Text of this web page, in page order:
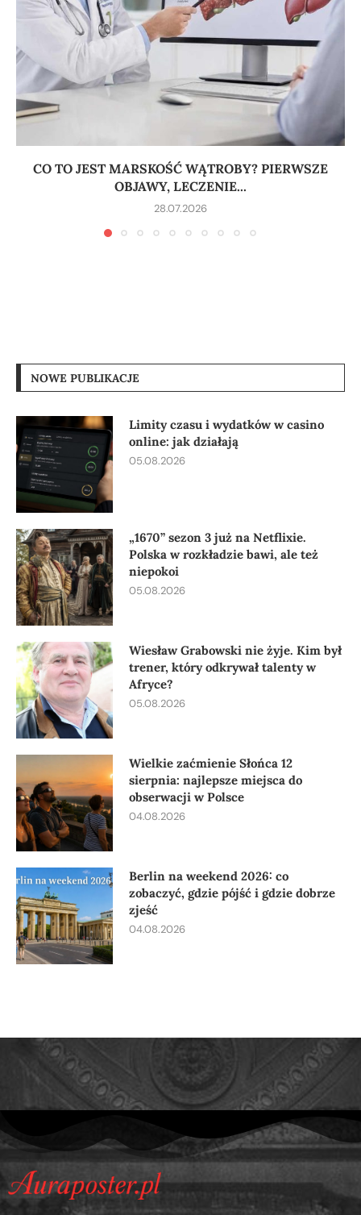
CO TO JEST MARSKOŚĆ WĄTROBY? PIERWSZE
OBJAWY, LECZENIE...
28.07.2026
NOWE PUBLIKACJE
Limity czasu i wydatków w casino
online: jak działają
05.08.2026
„1670” sezon 3 już na Netflixie.
Polska w rozkładzie bawi, ale też
niepokoi
05.08.2026
Wiesław Grabowski nie żyje. Kim był
trener, który odkrywał talenty w
Afryce?
05.08.2026
Wielkie zaćmienie Słońca 12
sierpnia: najlepsze miejsca do
obserwacji w Polsce
04.08.2026
Berlin na weekend 2026: co
zobaczyć, gdzie pójść i gdzie dobrze
zjeść
04.08.2026